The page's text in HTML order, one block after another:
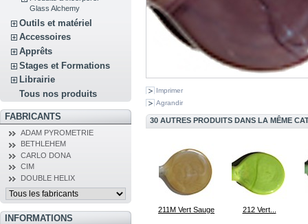
Glass Alchemy
Outils et matériel
Accessoires
Apprêts
Stages et Formations
Librairie
Tous nos produits
FABRICANTS
ADAM PYROMETRIE
BETHLEHEM
CARLO DONA
CIM
DOUBLE HELIX
INFORMATIONS
Imprimer
Agrandir
30 AUTRES PRODUITS DANS LA MÊME
211M Vert Sauge 212 Vert...